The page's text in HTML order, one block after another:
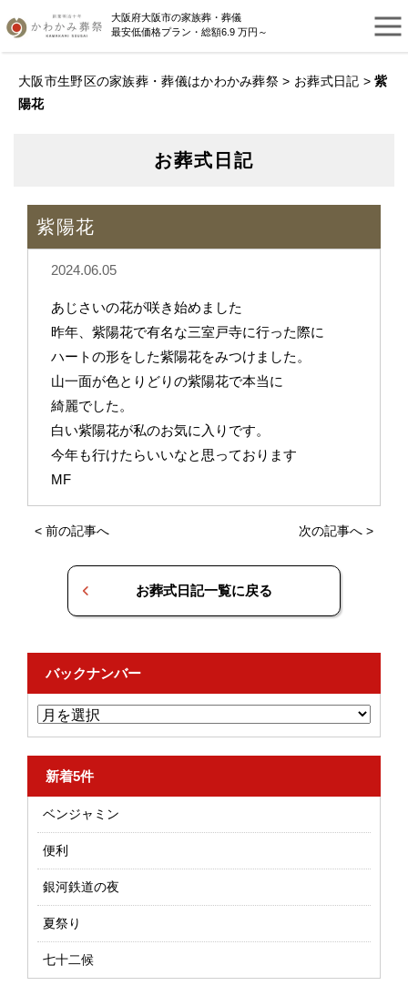
大阪府大阪市の家族葬・葬儀
最安低価格プラン・総額6.9 万円～
大阪市生野区の家族葬・葬儀はかわかみ葬祭 > お葬式日記 >紫
陽花
お葬式日記
紫陽花
2024.06.05
あじさいの花が咲き始めました
昨年、紫陽花で有名な三室戸寺に行った際に
ハートの形をした紫陽花をみつけました。
山一面が色とりどりの紫陽花で本当に
綺麗でした。
白い紫陽花が私のお気に入りです。
今年も行けたらいいなと思っております
MF
< 前の記事へ 次の記事へ >
お葬式日記一覧に戻る
バックナンバー
新着5件
ベンジャミン
便利
銀河鉄道の夜
夏祭り
七十二候